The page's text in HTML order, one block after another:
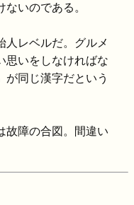
いのである。
人レベルだ。グルメ
思いをしなければな
が同じ漢字だという
故障の合図。間違い